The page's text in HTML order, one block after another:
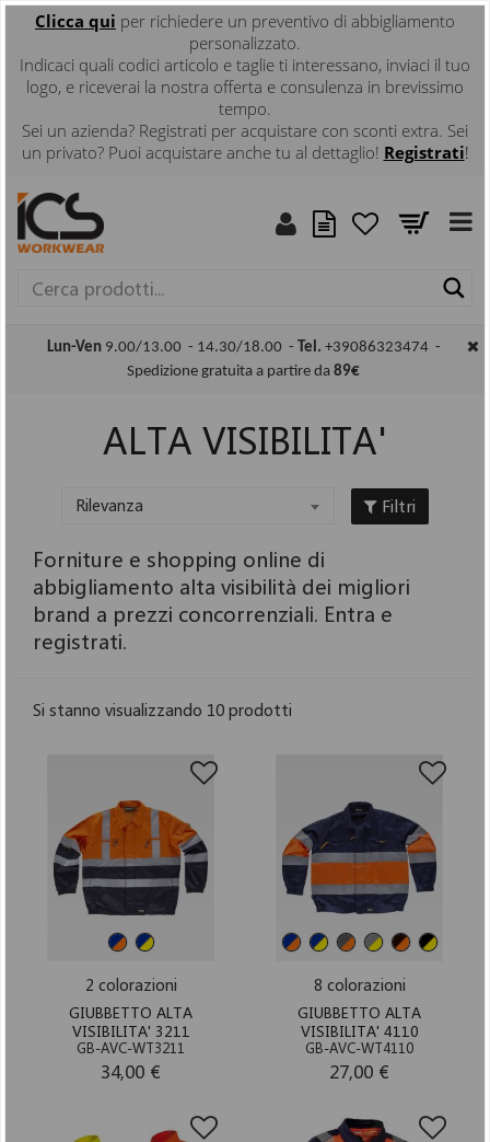
Clicca qui per richiedere un preventivo di abbigliamento
personalizzato.
Indicaci quali codici articolo e taglie ti interessano, inviaci il tuo
logo, e riceverai la nostra offerta e consulenza in brevissimo
tempo.
Sei un azienda? Registrati per acquistare con sconti extra. Sei
un privato? Puoi acquistare anche tu al dettaglio! Registrati!
Lun-Ven 9.00/13.00 - 14.30/18.00 - Tel. +39086323474 -
Spedizione gratuita a partire da 89€
ALTA VISIBILITA'
Rilevanza Filtri
Forniture e shopping online di
abbigliamento alta visibilità dei migliori
brand a prezzi concorrenziali. Entra e
registrati.
Si stanno visualizzando 10 prodotti
2 colorazioni
GIUBBETTO ALTA
VISIBILITA' 3211
GB-AVC-WT3211
34,00 €
8 colorazioni
GIUBBETTO ALTA
VISIBILITA' 4110
GB-AVC-WT4110
27,00 €